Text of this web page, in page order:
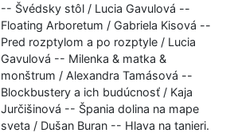
-- Švédsky stôl / Lucia Gavulová --
Floating Arboretum / Gabriela Kisová --
Pred rozptylom a po rozptyle / Lucia
Gavulová -- Milenka & matka &
monštrum / Alexandra Tamásová --
Blockbustery a ich budúcnosť / Kaja
Jurčišinová -- Špania dolina na mape
sveta / Dušan Buran -- Hlava na tanieri.